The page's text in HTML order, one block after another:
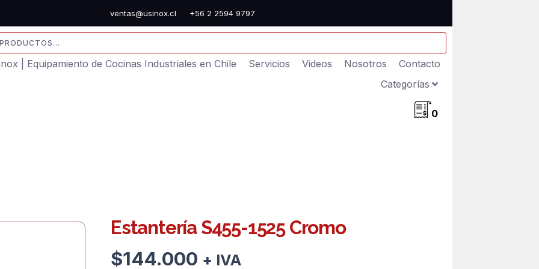
ventas@usinox.cl +56 2 2594 9797
| Equipamiento de Cocinas Industriales en Chile
Servicios Videos Nosotros
Contacto
Categorías
0
Estantería S455-1525 Cromo
$144.000 + IVA